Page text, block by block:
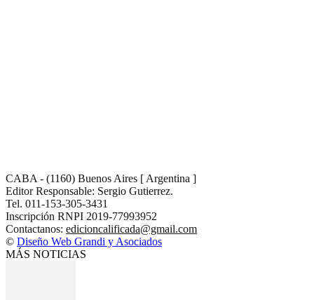
CABA - (1160) Buenos Aires [ Argentina ]
Editor Responsable: Sergio Gutierrez.
Tel. 011-153-305-3431
Inscripción RNPI 2019-77993952
Contactanos: edicioncalificada@gmail.com
© Diseño Web Grandi y Asociados
MÁS NOTICIAS